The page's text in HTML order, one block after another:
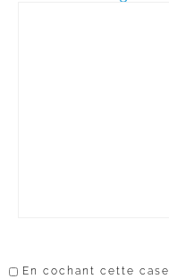
En cochant cette